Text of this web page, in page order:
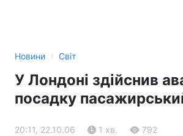
Новини › Світ
У Лондоні здійснив
посадку
20:11, 22.10.06 1 хв. 792